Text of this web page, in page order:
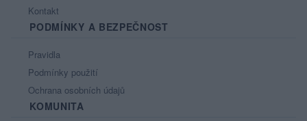
Kontakt
PODMÍNKY A BEZPEČNOST
Pravidla
Podmínky použití
Ochrana osobních údajů
KOMUNITA